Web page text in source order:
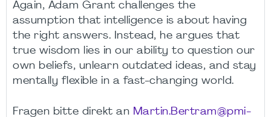
Again, Adam Grant challenges the
assumption that intelligence is about having
the right answers. Instead, he argues that
true wisdom lies in our ability to question our
own beliefs, unlearn outdated ideas, and stay
mentally flexible in a fast-changing world.
Fragen bitte direkt an Martin.Bertram@pmi-